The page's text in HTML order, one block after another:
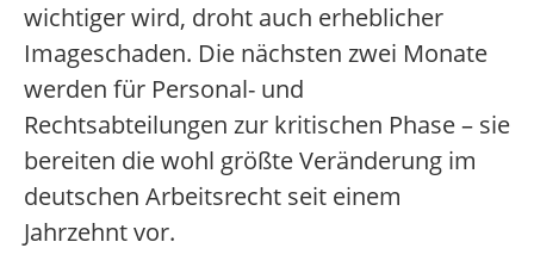
wichtiger wird, droht auch erheblicher
Imageschaden. Die nächsten zwei Monate
werden für Personal- und
Rechtsabteilungen zur kritischen Phase – sie
bereiten die wohl größte Veränderung im
deutschen Arbeitsrecht seit einem
Jahrzehnt vor.